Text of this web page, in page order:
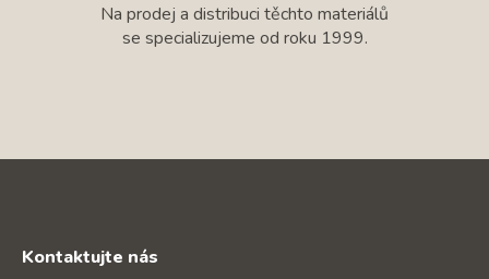
Na prodej a distribuci těchto materiálů
se specializujeme od roku 1999.
Kontaktujte nás